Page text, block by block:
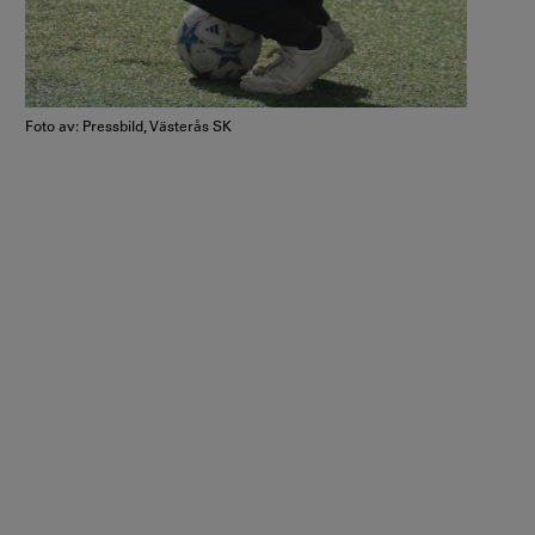
Foto av: Pressbild, Västerås SK